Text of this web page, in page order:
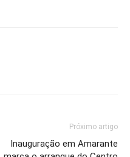
Próximo artigo
Inauguração em Amarante